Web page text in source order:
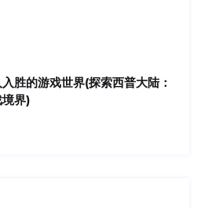
胜的游戏世界(探索西普大陆：
界)